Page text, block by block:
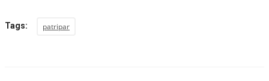
Tags: patripar